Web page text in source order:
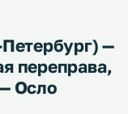
—
переправа,
Осло